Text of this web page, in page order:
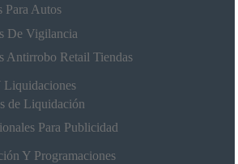
Para Autos
De Vigilancia
Antirrobo Retail Tiendas
Liquidaciones
de Liquidación
Para Publicidad
Y Programaciones